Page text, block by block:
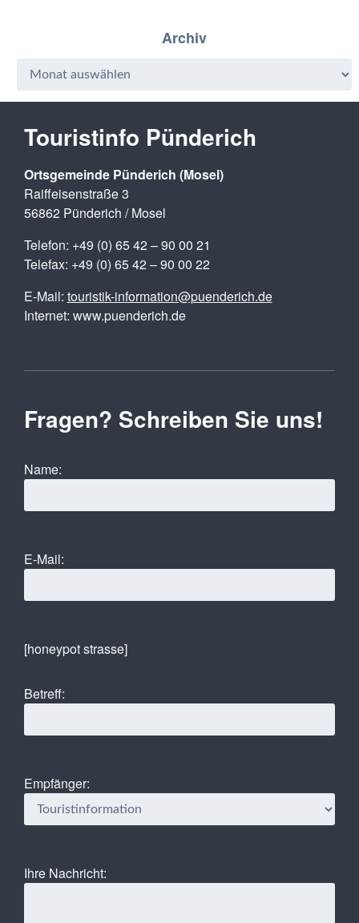
Archiv
Touristinfo Pünderich
Ortsgemeinde Pünderich (Mosel)
Raiffeisenstraße 3
56862 Pünderich / Mosel
Telefon: +49 (0) 65 42 – 90 00 21
Telefax: +49 (0) 65 42 – 90 00 22
E-Mail: touristik-information@puenderich.de
Internet: www.puenderich.de
Fragen? Schreiben Sie uns!
Name:
E-Mail:
[honeypot strasse]
Betreff:
Empfänger:
Ihre Nachricht: